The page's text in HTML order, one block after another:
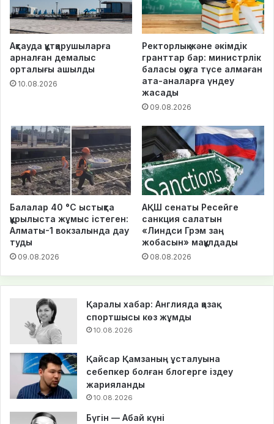
Ақтауда құтқарушыларға
арналған демалыс
орталығы ашылды
10.08.2026
Ректорлық және әкімдік
гранттар бар: министрлік
баласы оқуға түсе алмаған
ата-аналарға үндеу
жасады
09.08.2026
Балалар 40 °C ыстықта
құрылыста жұмыс істеген:
Алматы-1 вокзалында дау
туды
09.08.2026
АҚШ сенаты Ресейге
санкция салатын
«Линдси Грэм заң
жобасын» мақұлдады
08.08.2026
Қаралы хабар: Англияда қазақ
спортшысы көз жұмды
10.08.2026
Қайсар Қамзаның ұсталуына
себепкер болған блогерге іздеу
жарияланды
10.08.2026
Бүгін — Абай күні